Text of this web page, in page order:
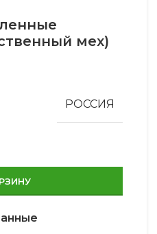
мех)
РОССИЯ